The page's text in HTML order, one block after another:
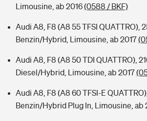
Limousine, ab 2016(0588 / BKF)
Audi A8, F8 (A8 55 TFSI QUATTRO),
Benzin/Hybrid, Limousine, ab 2017
Audi A8, F8 (A8 50 TDI QUATTRO),
Diesel/Hybrid, Limousine, ab 2017
Audi A8, F8 (A8 60 TFSI-E
Benzin/Hybrid Plug In, Limousine, ab